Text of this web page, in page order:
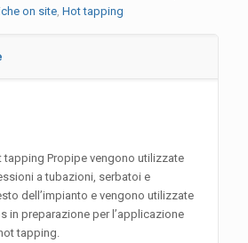
on site Hot tapping
tapping Propipe vengono utilizzate
a tubazioni, serbatoi e
dell’impianto e vengono utilizzate
in preparazione per l’applicazione
tapping.